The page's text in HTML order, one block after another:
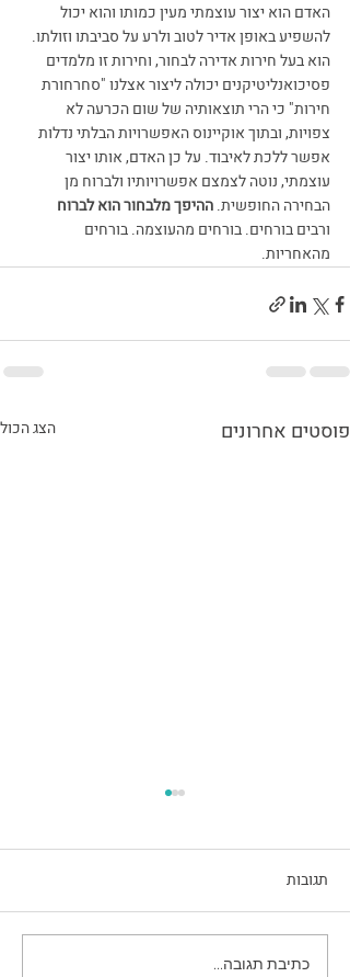
האדם הוא יצור עוצמתי מעין כמותו והוא יכול
להשפיע באופן אדיר לטוב ולרע על סביבתו וזולתו.
הוא בעל חירות אדירה לבחור, וחירות זו מלמדים
פסיכואנליטיקנים יכולה ליצור אצלנו "סחרחורת
חירות" כי הרי תוצאותיה של שום הכרעה לא
צפויות, ובתוך אוקיינוס האפשרויות הבלתי נדלות
אפשר ללכת לאיבוד. על כן האדם, אותו יצור
עוצמתי, נוטה לצמצם אפשרויותיו ולברוח מן
הבחירה החופשית. ההיפך מלבחור הוא לברוח
ורבים בורחים. בורחים מהעוצמה. בורחים
מהאחריות.
פוסטים אחרונים הצג הכול
לא שוכח את החיים עצמם
תגובות
כתיבת תגובה...